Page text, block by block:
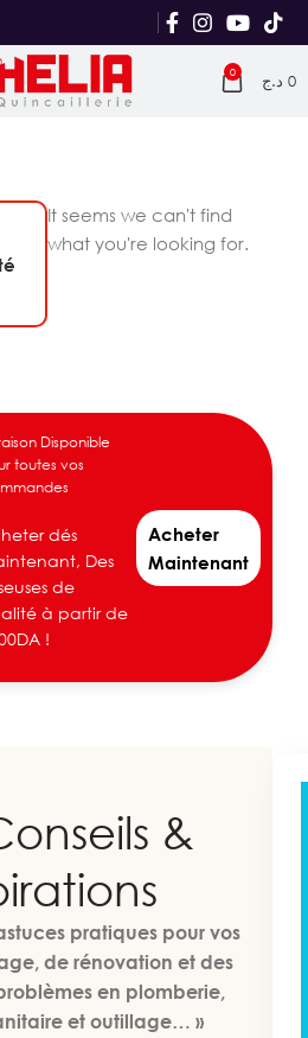
0 0 د.ج
It seems we can't find
what you're looking for.
Disponible
toutes vos
dés
Des
de
à partir de
!
Acheter
Maintenant
&
pratiques pour vos
de rénovation et des
en plomberie,
et outillage… »